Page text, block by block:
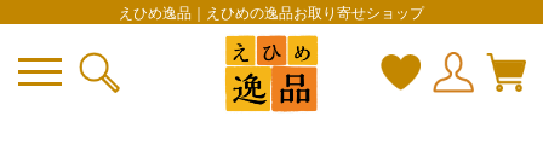
えひめ逸品｜えひめの逸品お取り寄せショップ